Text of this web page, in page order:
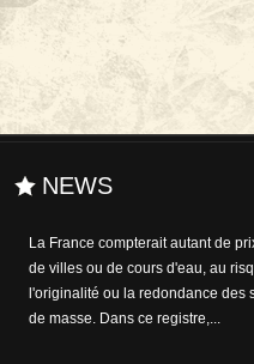
NEWS
La France compterait autant de
de villes ou de cours d'eau, au
l'originalité ou la redondance des
de masse. Dans ce registre,...
La maladie quitte peu à peu les
cabinets d’écriture : en
œuvres sur la maladie et ses